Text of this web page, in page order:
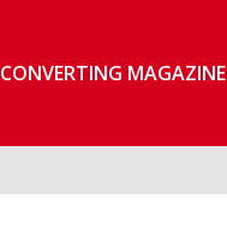
CONVERTING MAGAZINE